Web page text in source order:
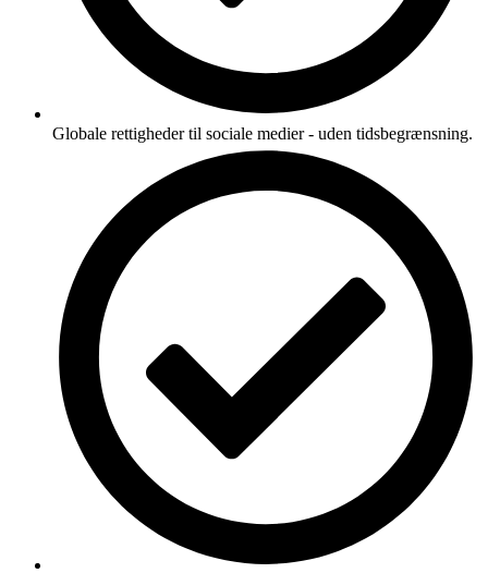
Globale rettigheder til sociale medier - uden tidsbegrænsning.